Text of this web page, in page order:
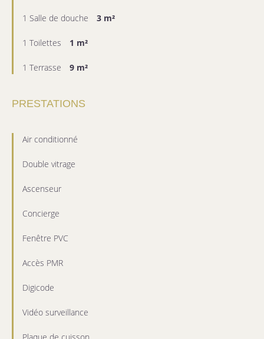
1 Salle de douche 3 m²
1 Toilettes 1 m²
1 Terrasse 9 m²
PRESTATIONS
Air conditionné
Double vitrage
Ascenseur
Concierge
Fenêtre PVC
Accès PMR
Digicode
Vidéo surveillance